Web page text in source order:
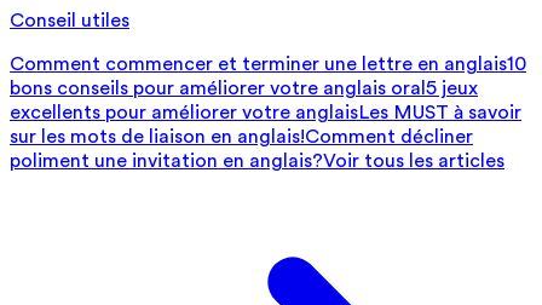
Conseil utiles
Comment commencer et terminer une lettre en anglais10
bons conseils pour améliorer votre anglais oral 5 jeux
excellents pour améliorer votre anglaisLes MUST à savoir
sur les mots de liaison en anglais!Comment décliner
poliment une invitation en anglais?Voir tous les articles